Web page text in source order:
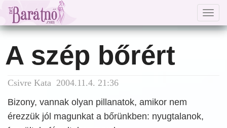
A szép bőrért
Csivre Kata 2004.11.4. 21:36
Bizony, vannak olyan pillanatok, amikor nem
érezzük jól magunkat a bőrünkben: nyugtalanok,